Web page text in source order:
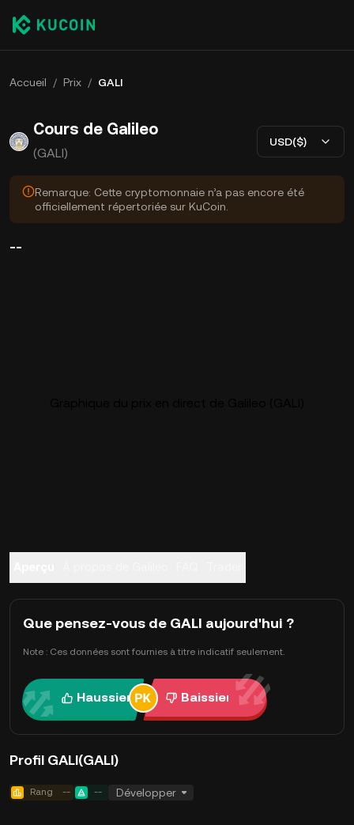
Accueil / Prix / GALI
Cours de Galileo
(GALI)
USD($)
Remarque: Cette cryptomonnaie n’a pas encore été
officiellement répertoriée sur KuCoin.
--
Que pensez-vous de GALI aujourd'hui ?
Note : Ces données sont fournies à titre indicatif seulement.
Haussier Baissier
Profil GALI(GALI)
Rang -- -- Développer